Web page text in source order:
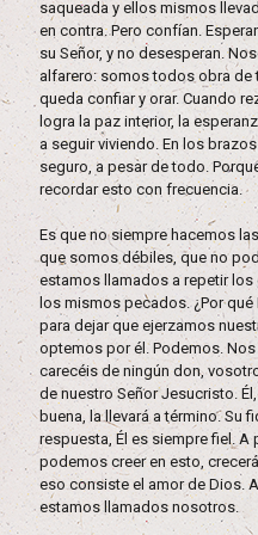
saqueada y ellos mismos
en contra. Pero confían.
su Señor, y no desesperan.
alfarero: somos todos obra de
queda confiar y orar. Cuando
logra la paz interior, la
a seguir viviendo. En los
seguro, a pesar de todo.
recordar esto con frecuencia.
Es que no siempre hacemos
que somos débiles, que no
estamos llamados a repetir
los mismos pecados. ¿Por
para dejar que ejerzamos
optemos por él. Podemos.
carecéis de ningún don,
de nuestro Señor Jesucristo.
buena, la llevará a término. Su
respuesta, Él es siempre fiel.
podemos creer en esto,
eso consiste el amor de Dios.
estamos llamados nosotros.